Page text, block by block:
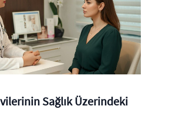
Sağlık Üzerindeki